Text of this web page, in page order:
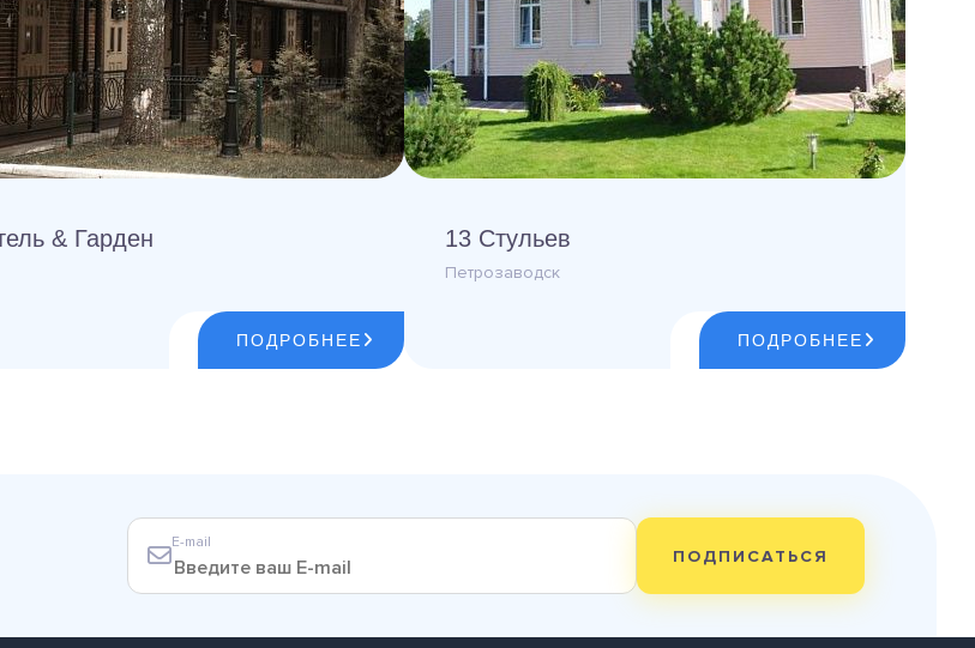
& Гарден
ПОДРОБНЕЕ
13 Стульев
Петрозаводск
ПОДРОБНЕЕ
E-mail
ПОДПИСАТЬСЯ